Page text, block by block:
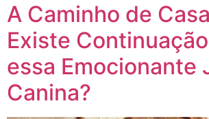
A Caminho de
Existe
essa Emocionante
Canina?